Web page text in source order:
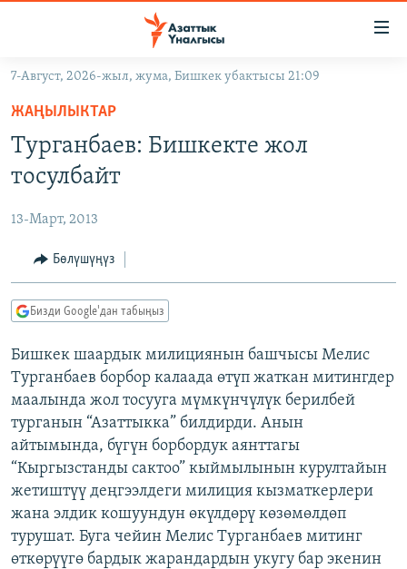
Навигацияга
өтүңүз
Издөөгө
салыңыз
КЫРГЫЗСТАН
КЫРГЫЗСТАН
ЭКОНОМИКА
МАДАНИЯТ
ДҮЙНӨ
БОРБОР АЗИЯ
УКРАИНА
АТАЙЫН ИЛИКТӨӨ
ТВ ПРОГРАММАЛАР
ЭКСПЕРТТЕР ТАЛДАЙТ
БИЗ ЖАНА ДҮЙНӨ
ДАНИСТЕ
ЭЖЕ-СИҢДИЛЕР
АЗАТТЫК+
ЫҢГАЙСЫЗ СУРООЛОР
ӨЗГӨЧӨ ПИКИР
Русский
ОНЛАЙН ШЕРИНЕ
ЭЕ/АРнун бардык сайттары
7-Август, 2026-жыл, жума, Бишкек убактысы 21:09
ЖАҢЫЛЫКТАР
Турганбаев: Бишкекте жол
тосулбайт
13-Март, 2013
Бөлүшүңүз
Бизди Google'дан табыңыз
Бишкек шаардык милициянын башчысы Мелис
Турганбаев борбор калаада өтүп жаткан митингдер
маалында жол тосууга мүмкүнчүлүк берилбей
турганын “Азаттыкка” билдирди. Анын
айтымында, бүгүн борбордук аянттагы
“Кыргызстанды сактоо” кыймылынын курултайын
жетиштүү деңгээлдеги милиция кызматкерлери
жана элдик кошуундун өкүлдөрү көзөмөлдөп
турушат. Буга чейин Мелис Турганбаев митинг
өткөрүүгө бардык жарандардын укугу бар экенин